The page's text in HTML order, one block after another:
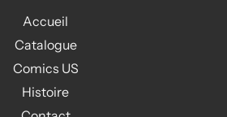
Accueil
Catalogue
Comics US
Histoire